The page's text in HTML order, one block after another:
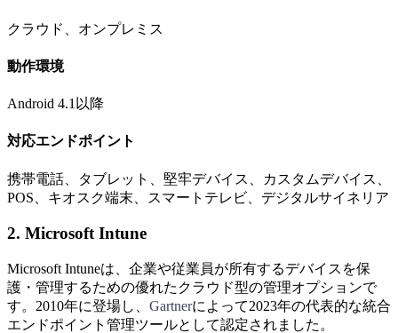
クラウド、オンプレミス
動作環境
Android 4.1以降
対応エンドポイント
携帯電話、タブレット、堅牢デバイス、カスタムデバイス、
POS、キオスク端末、スマートテレビ、デジタルサイネリア
2. Microsoft Intune
Microsoft Intuneは、企業や従業員が所有するデバイスを保
護・管理するための優れたクラウド型の管理オプションで
す。2010年に登場し、 Gartnerによって2023年の代表的な統合
エンドポイント管理ツールとして認定されました。